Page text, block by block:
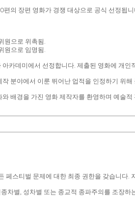
편의 장편 영화가 경쟁 대상으로 공식 선정됩니
원으로 위촉됨.
원으로 임명됨.
아카데미에서 선정합니다. 제출된 영화에 개
작 분야에서 이룬 뛰어난 업적을 인정하기 위
배경을 가진 영화 제작자를 환영하며 예술
페스티벌 문제에 대한 최종 권한을 갖습니다
종차별, 성차별 또는 종교적 종파주의를 조장